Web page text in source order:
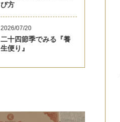
び方
2026/07/20
二十四節季でみる『養
生便り』